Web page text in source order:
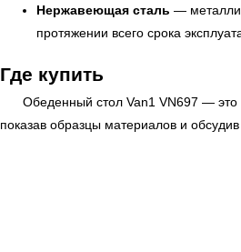
Нержавеющая сталь —
протяжении всего срока
Где купить
Обеденный стол Van1 VN697 — это
показав образцы материалов и